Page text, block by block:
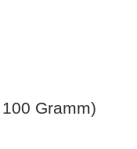
Gramm)